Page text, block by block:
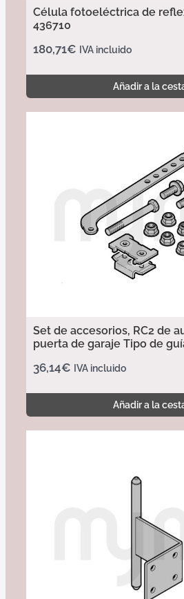
Célula fotoeléctrica de
436710
180,71€ IVA incluido
Añadir a la
Set de accesorios, RC2 de
puerta de garaje Tipo de
36,14€ IVA incluido
Añadir a la